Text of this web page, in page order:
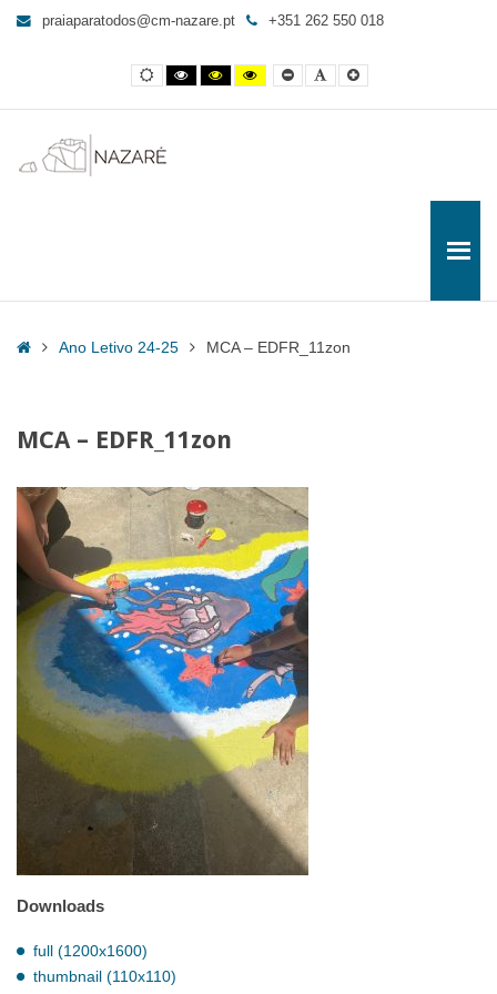
Praia
Todos
praiaparatodos@cm-nazare.pt +351 262 550 018
Contraste
normal
Contraste
preto
branco
Contraste
preto
amarelo
Yellow
and
contrast
Smaller
Font
Letra
por
Letra
maior
HomeAno Letivo 24-25 MCA – EDFR_11zon
MCA – EDFR_11zon
Downloads
full (1200x1600)
thumbnail (110x110)